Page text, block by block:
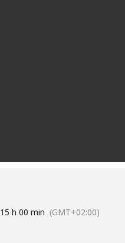
15 h 00 min (GMT+02:00)